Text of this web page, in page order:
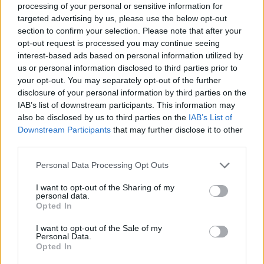
processing of your personal or sensitive information for
targeted advertising by us, please use the below opt-out
section to confirm your selection. Please note that after your
opt-out request is processed you may continue seeing
interest-based ads based on personal information utilized by
us or personal information disclosed to third parties prior to
your opt-out. You may separately opt-out of the further
disclosure of your personal information by third parties on the
IAB’s list of downstream participants. This information may
also be disclosed by us to third parties on the IAB’s List of
Downstream Participants that may further disclose it to other
Please note that this website/app uses one or more Google
not limited to your visit or usage behaviour. You may click to
grant or deny consent to Google and its third-party tags to
use your data for below specified purposes in below Google
consent section.
Personal Data Processing Opt Outs
I want to opt-out of the Sharing of my
personal data.
Opted In
I want to opt-out of the Sale of my
Personal Data.
Opted In
Sorozat: Godless
•
Scott Frank író eredetileg filmként szerette volna